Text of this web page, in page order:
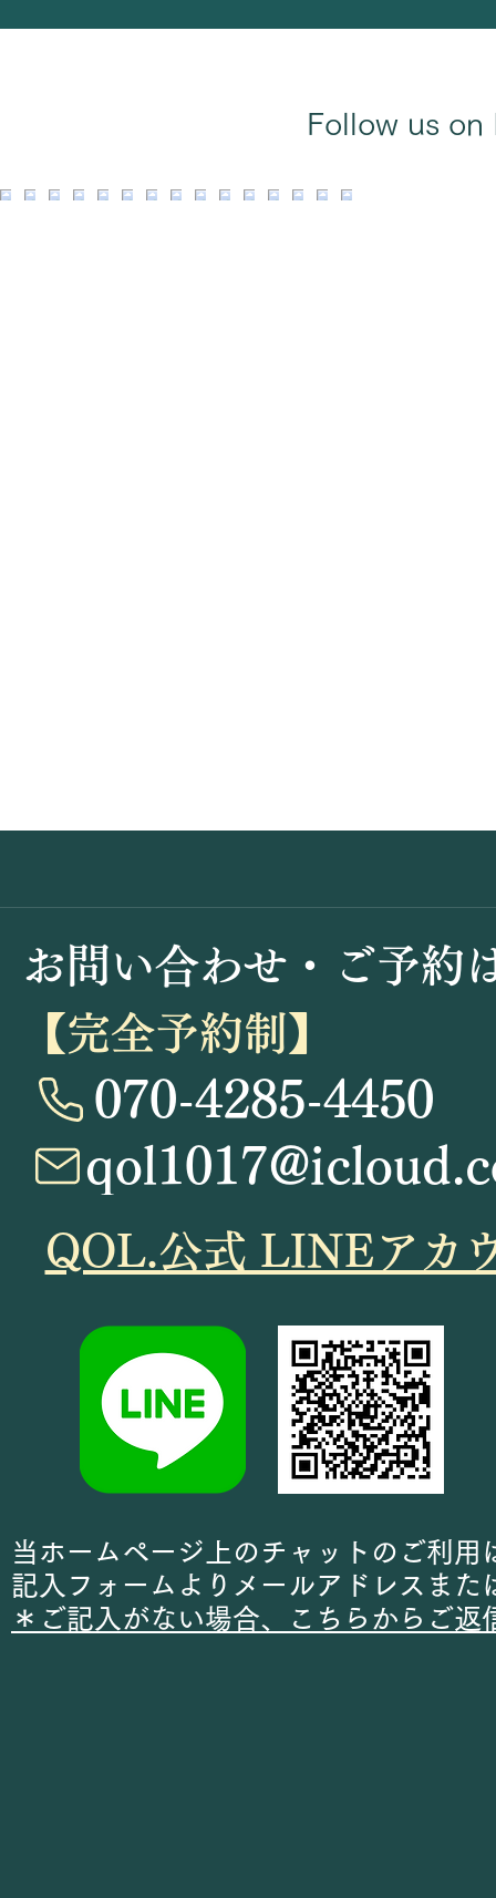
Follow us on
お問い合わせ・ご予
070-4285-4450
【完全予約制】
​QOL.公式 LINEアカ
当ホームページ上のチャットのご利用
記入フォームよりメールアドレスま
＊ご記入がない場合、こちらからご